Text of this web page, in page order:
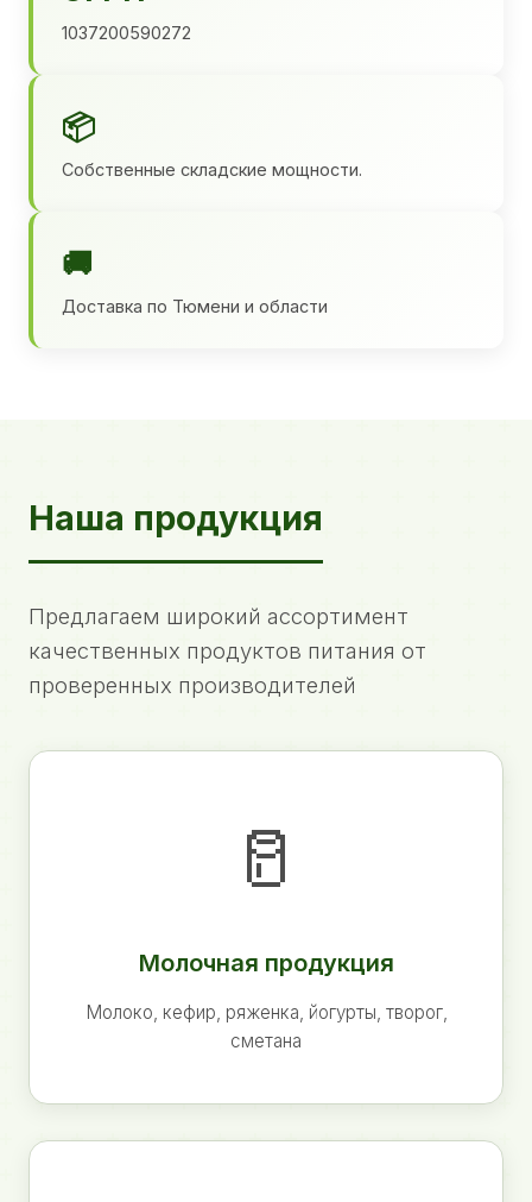
1037200590272
📦
Собственные складские мощности.
🚚
Доставка по Тюмени и области
Наша продукция
Предлагаем широкий ассортимент
качественных продуктов питания от
проверенных производителей
🥛
Молочная продукция
Молоко, кефир, ряженка, йогурты, творог,
сметана